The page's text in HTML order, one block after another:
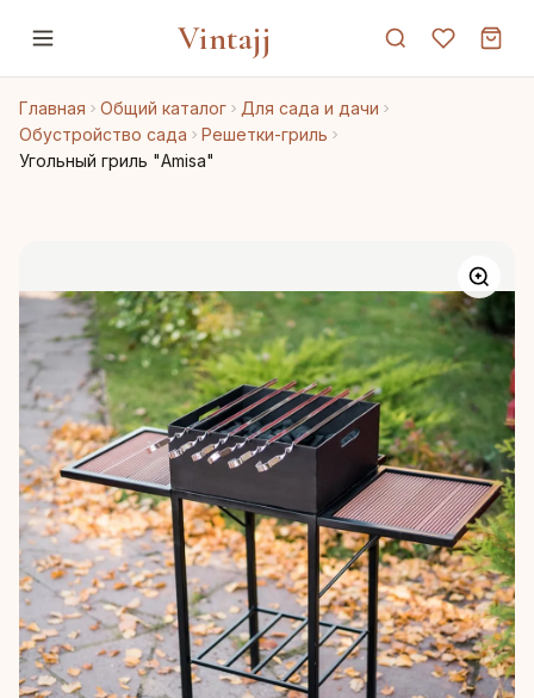
Vintajj
Главная Общий каталог
Для сада и дачи
Обустройство сада
Решетки-гриль
Угольный гриль "Amisa"